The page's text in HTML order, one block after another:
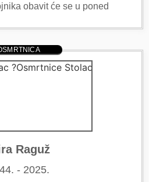
obavit će se u poned
Raguž
- 2025.